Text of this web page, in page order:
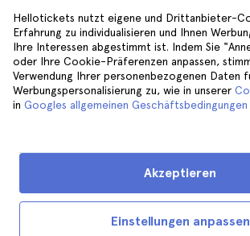
Hellotickets nutzt eigene und Drittanbieter-
Erfahrung zu individualisieren und Ihnen
Ihre Interessen abgestimmt ist. Indem Sie
oder Ihre Cookie-Präferenzen anpassen,
Verwendung Ihrer personenbezogenen Daten
Werbungspersonalisierung zu, wie in unserer
in Googles allgemeinen Geschäftsbedingungen
Einstellungen anpassen
Akzeptieren
Datenschutz
Allgemeine
Geschäftsbedingungen
Rechtsberatung
Cookies
Granada
Krakau
Teneriffa
Hilfe